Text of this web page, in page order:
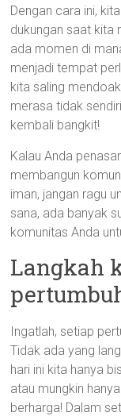
Dengan cara ini,
dukungan saat kita
ada momen di
menjadi tempat
kita saling
merasa tidak
kembali bangkit!
Kalau Anda
membangun
iman, jangan ragu
sana, ada banyak
komunitas Anda
Langkah
Ingatlah, setiap
Tidak ada yang
hari ini kita hanya
atau mungkin
berharga! Dalam